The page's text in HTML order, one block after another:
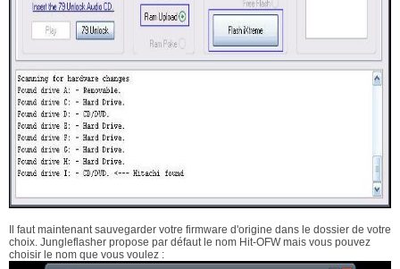
Il faut maintenant sauvegarder votre firmware d'origine dans le dossier de votre
choix. Jungleflasher propose par défaut le nom Hit-OFW mais vous pouvez
choisir le nom que vous voulez :